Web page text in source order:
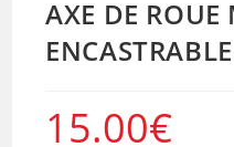
AXE DE
ENCASTRABLE
15.00€